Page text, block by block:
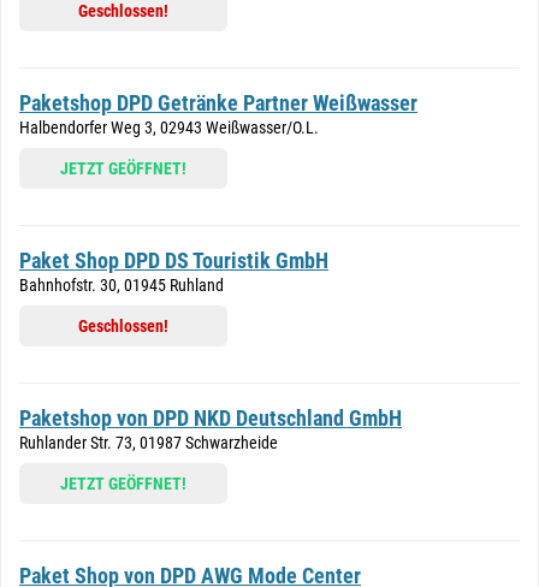
Geschlossen!
Paketshop DPD Getränke Partner Weißwasser
Halbendorfer Weg 3, 02943 Weißwasser/O.L.
JETZT GEÖFFNET!
Paket Shop DPD DS Touristik GmbH
Bahnhofstr. 30, 01945 Ruhland
Geschlossen!
Paketshop von DPD NKD Deutschland GmbH
Ruhlander Str. 73, 01987 Schwarzheide
JETZT GEÖFFNET!
Paket Shop von DPD AWG Mode Center